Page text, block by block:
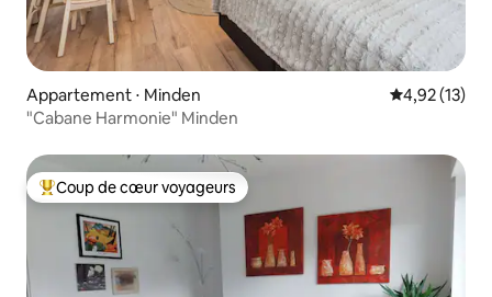
Appartement ⋅ Minden Évaluation
4,92 (13)
"Cabane Harmonie" Minden
Coups de cœur voyageurs les plus appréciés
Coup de cœur voyageurs